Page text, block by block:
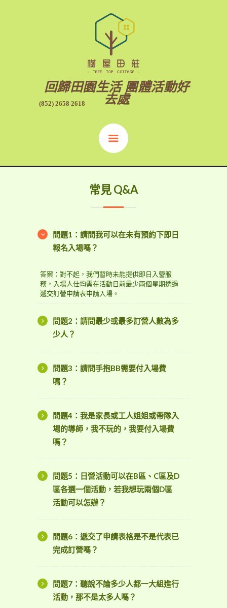
回歸田園生活 團體活動好
去處
(852) 2658 2618
常見 Q&A
問題1：請問我可以在未有預約下即日
報名入場嗎？
答案：對不起，我們暫時未能提供即日入營服
務，入場人仕均需在活動日前最少兩個星期透過
遞交訂營申請表申請入場。
問題2：請問最少或最多訂營人數為多
少人？
問題3：請問手抱BB需要付入場費
嗎？
問題4：我是家長或工人姐姐或帶隊入
場的導師，我不玩的，我要付入場費
嗎？
問題5：日營活動可以在B區、C區及D
區各選一個活動，若我想玩兩個D區
活動可以怎辦？
問題6：遞交了申請表格是不是代表已
完成訂營嗎？
問題7：聽說不論多少人都一大組進行
活動，那不是太多人嗎？